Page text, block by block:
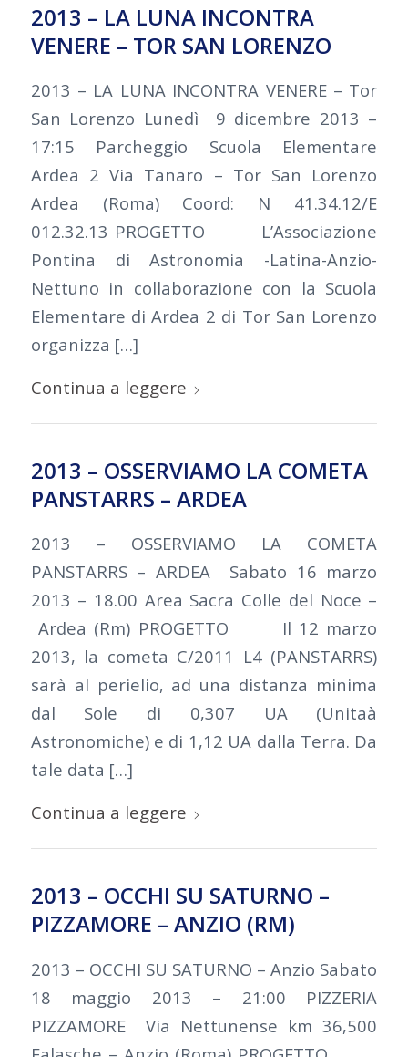
2013 – LA LUNA INCONTRA
VENERE – TOR SAN LORENZO
2013 – LA LUNA INCONTRA VENERE – Tor
San Lorenzo Lunedì 9 dicembre 2013 –
17:15 Parcheggio Scuola Elementare
Ardea 2 Via Tanaro – Tor San Lorenzo
Ardea (Roma) Coord: N 41.34.12/E
012.32.13 PROGETTO L’Associazione
Pontina di Astronomia -Latina-Anzio-
Nettuno in collaborazione con la Scuola
Elementare di Ardea 2 di Tor San Lorenzo
organizza […]
Continua a leggere
2013 – OSSERVIAMO LA COMETA
PANSTARRS – ARDEA
2013 – OSSERVIAMO LA COMETA
PANSTARRS – ARDEA Sabato 16 marzo
2013 – 18.00 Area Sacra Colle del Noce –
Ardea (Rm) PROGETTO Il 12 marzo
2013, la cometa C/2011 L4 (PANSTARRS)
sarà al perielio, ad una distanza minima
dal Sole di 0,307 UA (Unitaà
Astronomiche) e di 1,12 UA dalla Terra. Da
tale data […]
Continua a leggere
2013 – OCCHI SU SATURNO –
PIZZAMORE – ANZIO (RM)
2013 – OCCHI SU SATURNO – Anzio Sabato
18 maggio 2013 – 21:00 PIZZERIA
PIZZAMORE Via Nettunense km 36,500